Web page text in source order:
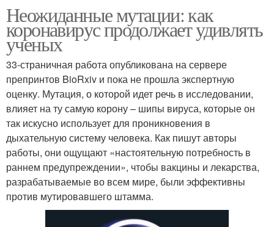
Неожиданные мутации: как
коронавирус продолжает удивлять
ученых
33-страничная работа опубликована на сервере
препринтов BioRxiv и пока не прошла экспертную
оценку. Мутация, о которой идет речь в исследовании,
влияет на ту самую корону – шипы вируса, которые он
так искусно использует для проникновения в
дыхательную систему человека. Как пишут авторы
работы, они ощущают «настоятельную потребность в
раннем предупреждении», чтобы вакцины и лекарства,
разрабатываемые во всем мире, были эффективны
против мутировавшего штамма.